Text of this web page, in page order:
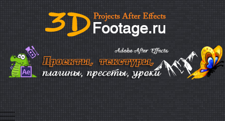
Mobile Menu Toggle